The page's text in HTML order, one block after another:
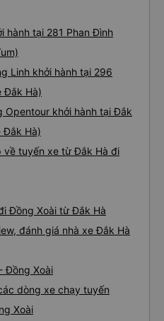
hành tại 281 Phan Đình
Linh khởi hành tại 296
Đắk Hà)
Opentour khởi hành tại Đắk
Đắk Hà)
về tuyến xe từ Đắk Hà đi
Đồng Xoài từ Đắk Hà
đánh giá nhà xe Đắk Hà
Đồng Xoài
dòng xe chạy tuyến
Xoài